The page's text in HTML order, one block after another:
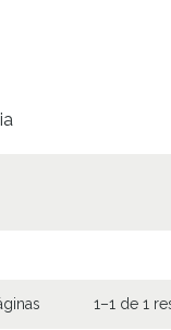
1–1 de 1